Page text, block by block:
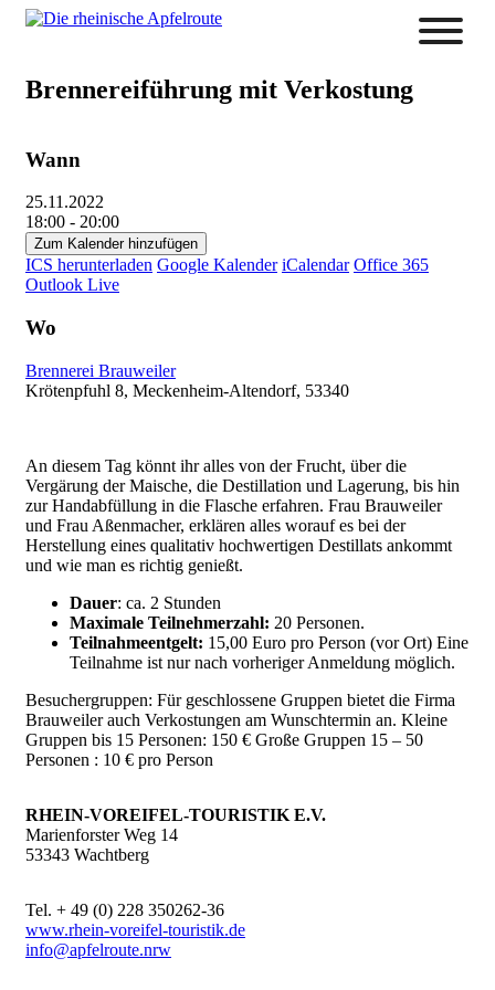
Brennereiführung mit Verkostung
Wann
25.11.2022
18:00 - 20:00
Zum Kalender hinzufügen
ICS herunterladen Google Kalender iCalendar Office 365
Outlook Live
Wo
Brennerei Brauweiler
Krötenpfuhl 8, Meckenheim-Altendorf, 53340
An diesem Tag könnt ihr alles von der Frucht, über die
Vergärung der Maische, die Destillation und Lagerung, bis hin
zur Handabfüllung in die Flasche erfahren. Frau Brauweiler
und Frau Aßenmacher, erklären alles worauf es bei der
Herstellung eines qualitativ hochwertigen Destillats ankommt
und wie man es richtig genießt.
Dauer: ca. 2 Stunden
Maximale Teilnehmerzahl: 20 Personen.
Teilnahmeentgelt: 15,00 Euro pro Person (vor Ort) Eine
Teilnahme ist nur nach vorheriger Anmeldung möglich.
Besuchergruppen: Für geschlossene Gruppen bietet die Firma
Brauweiler auch Verkostungen am Wunschtermin an. Kleine
Gruppen bis 15 Personen: 150 € Große Gruppen 15 – 50
Personen : 10 € pro Person
RHEIN-VOREIFEL-TOURISTIK E.V.
Marienforster Weg 14
53343 Wachtberg
Tel. + 49 (0) 228 350262-36
www.rhein-voreifel-touristik.de
info@apfelroute.nrw